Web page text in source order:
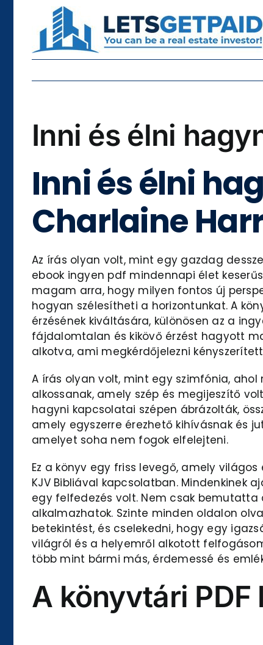
content
Inni és élni
Inni és élni
Charlaine
Az írás olyan volt, mint egy gazdag
ebook ingyen pdf mindennapi élet
magam arra, hogy milyen fontos új
hogyan szélesítheti a horizontunkat. A
érzésének kiváltására, különösen az a
fájdalomtalan és kikövő érzést hagyott
alkotva, ami megkérdőjelezni
A írás olyan volt, mint egy szimfónia,
alkossanak, amely szép és megijeszítő
hagyni kapcsolatai szépen ábrázolták,
amely egyszerre érezhető kihívásnak és
amelyet soha nem fogok elfelejteni.
Ez a könyv egy friss levegő, amely
KJV Bibliával kapcsolatban. Mindenkinek
egy felfedezés volt. Nem csak
alkalmazhatok. Szinte minden oldalon
betekintést, és cselekedni, hogy egy
világról és a helyemről alkotott
több mint bármi más, érdemessé és
A könyvtári